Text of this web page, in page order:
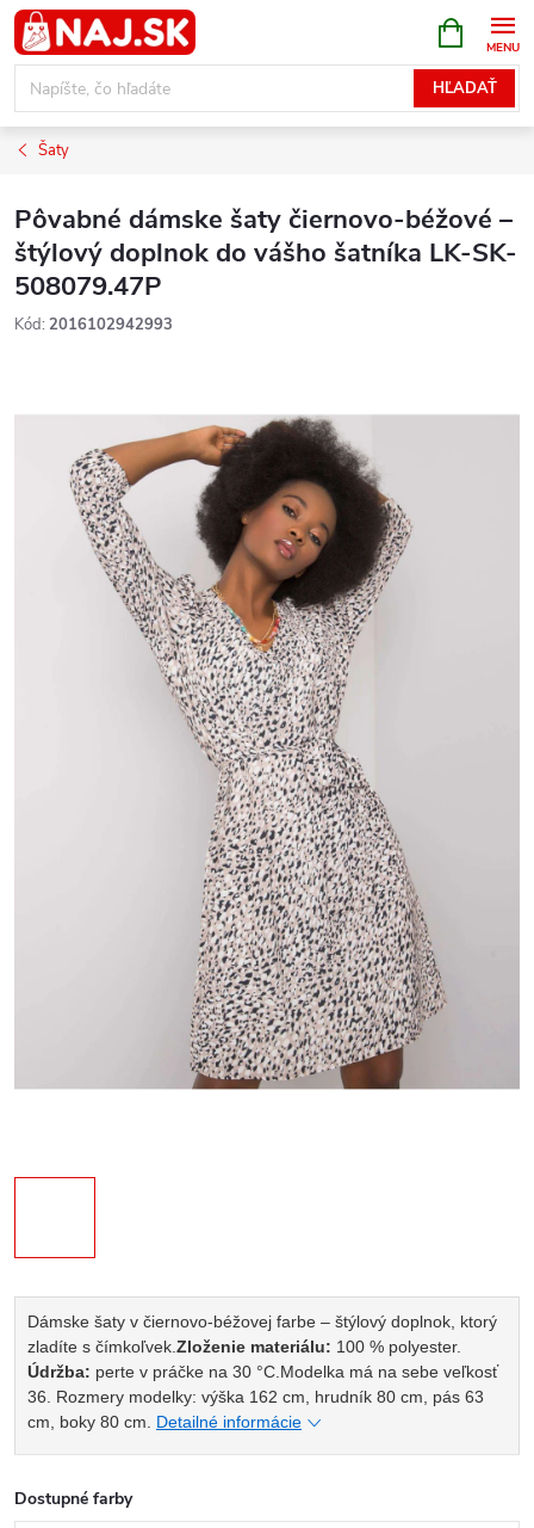
Prejsť
na
obsah
HĽADAŤ
KOŠÍK
Šaty
Pôvabné dámske šaty čiernovo-béžové –
štýlový doplnok do vášho šatníka LK-SK-
508079.47P
Kód: 2016102942993
Dámske šaty v čiernovo-béžovej farbe – štýlový doplnok, ktorý
zladíte s čímkoľvek. Zloženie materiálu: 100 % polyester.
Údržba: perte v práčke na 30 °C. Modelka má na sebe veľkosť
36. Rozmery modelky: výška 162 cm, hrudník 80 cm, pás 63
cm, boky 80 cm.
Detailné informácie
Dostupné farby